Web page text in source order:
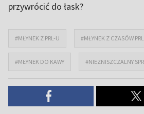
przywrócić do łask?
#MŁYNEK Z PRL-U #MŁYNEK Z CZASÓW PRL
#MŁYNEK DO KAWY #NIEZNISZCZALNY